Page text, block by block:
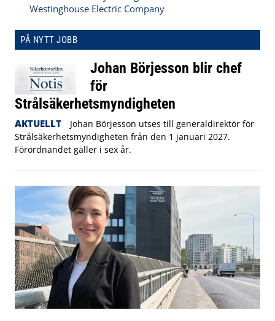
Westinghouse Electric Company
PÅ NYTT JOBB
Johan Börjesson blir chef
för
Strålsäkerhetsmyndigheten
AKTUELLT
Johan Börjesson utses till generaldirektör för
Strålsäkerhetsmyndigheten från den 1 januari 2027.
Förordnandet gäller i sex år.